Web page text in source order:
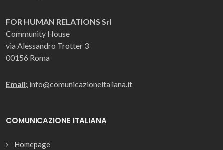
FOR HUMAN RELATIONS Srl
Community House
via Alessandro Trotter 3
00156 Roma
Email: info@comunicazioneitaliana.it
COMUNICAZIONE ITALIANA
Homepage